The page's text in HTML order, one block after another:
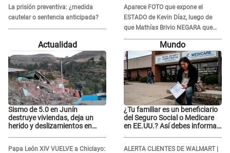
La prisión preventiva: ¿medida
cautelar o sentencia anticipada?
la mano
Aparece FOTO que expone el
ESTADO de Kevin Díaz, luego de
que Mathías Brivio NEGARA que
fue un accidente: Lleva collarín
Actualidad
Sismo de 5.0 en Junín
destruye viviendas, deja un
herido y deslizamientos en
Papa León XIV VUELVE a Chiclayo:
Mundo
¿Tu familiar es un beneficiario
del Seguro Social o Medicare
en EE.UU.? Así debes informar
ALERTA CLIENTES DE WALMART |